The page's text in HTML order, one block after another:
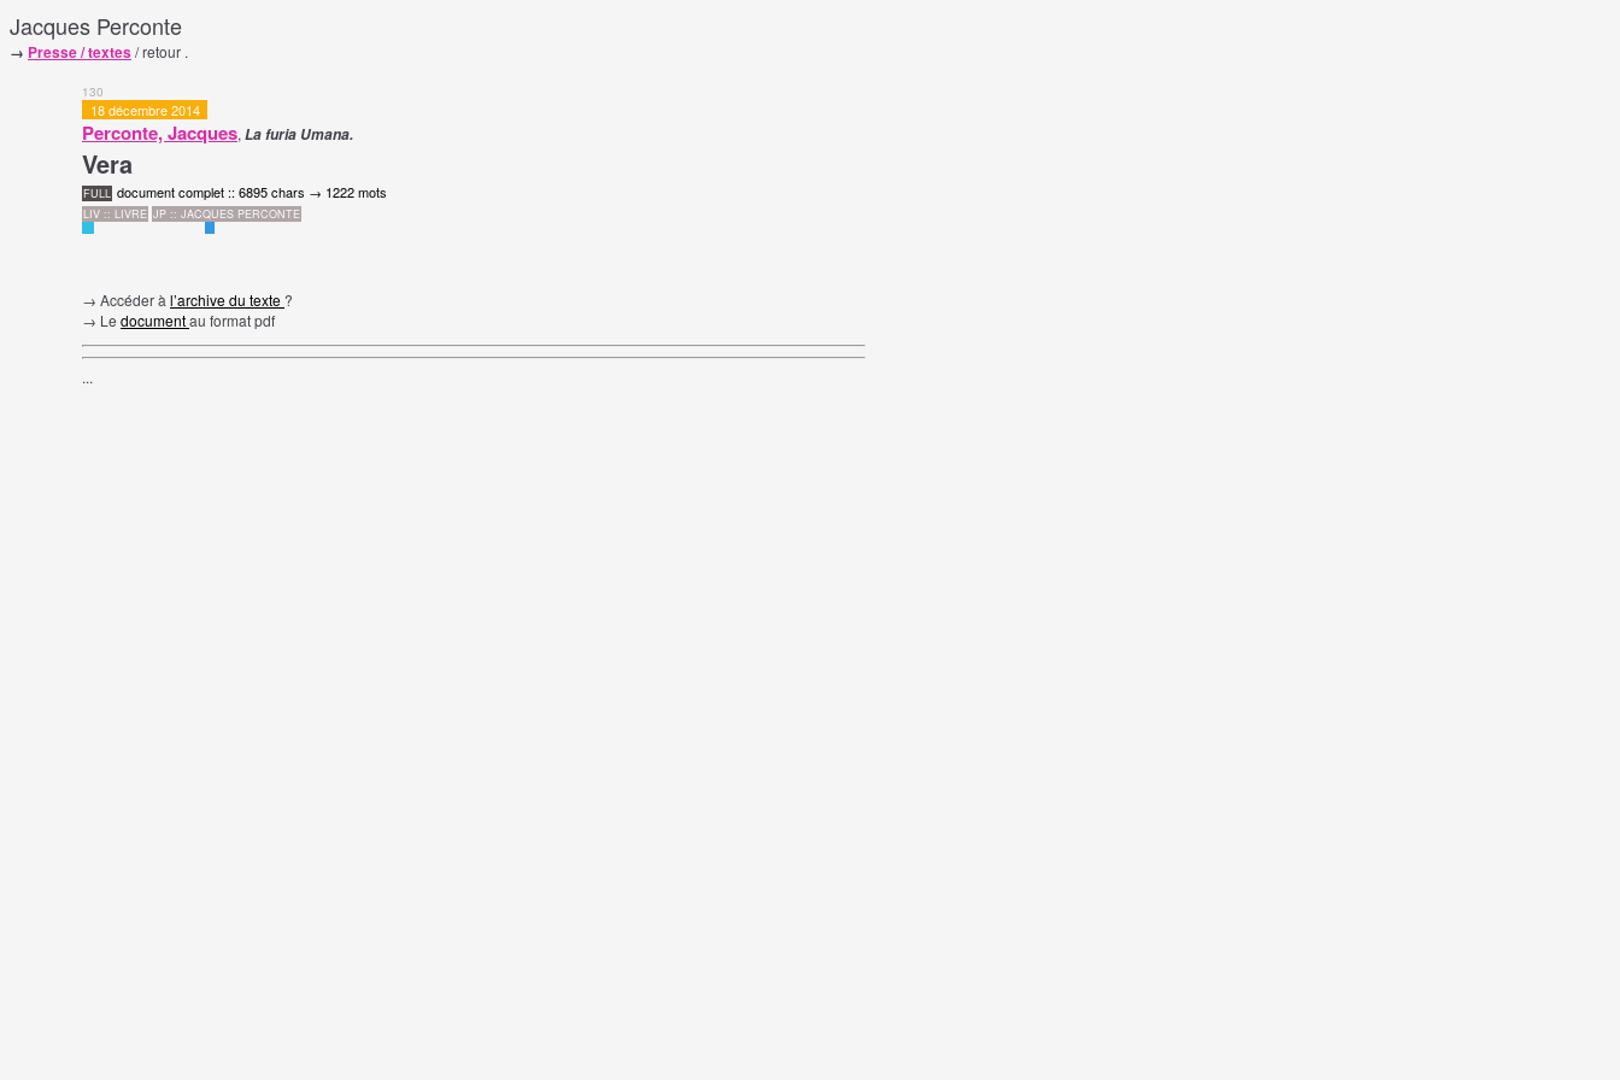
Jacques Perconte
→ Presse / textes/ retour .
130
18 décembre 2014
Perconte, Jacques, La furia Umana.
Vera
FULL document complet :: 6895 chars → 1222 mots
LIV :: LIVRE JP :: JACQUES PERCONTE
→ Accéder à l’archive du texte ?
→ Le documentau format pdf
...